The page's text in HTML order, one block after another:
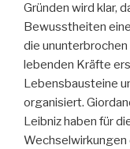
Gründen wird klar,
Bewusstheiten
die
lebenden Kräfte
Lebensbausteine
organisiert.
Leibniz haben für
Wechselwirkungen